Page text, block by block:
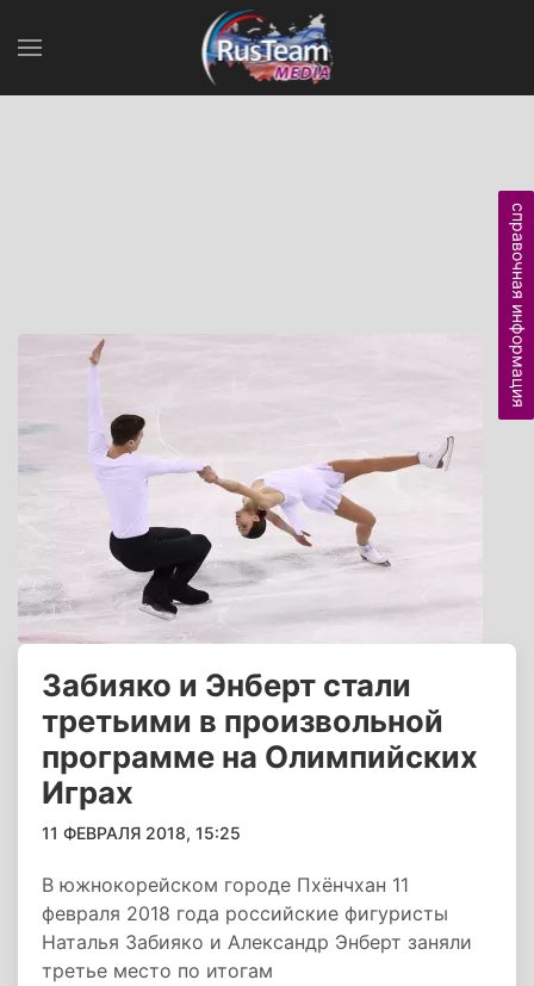
Забияко и Энберт стали
третьими в произвольной
программе на Олимпийских
Играх
11 ФЕВРАЛЯ 2018, 15:25
В южнокорейском городе Пхёнчхан 11
февраля 2018 года российские фигуристы
Наталья Забияко и Александр Энберт заняли
третье место по итогам
справочная информация